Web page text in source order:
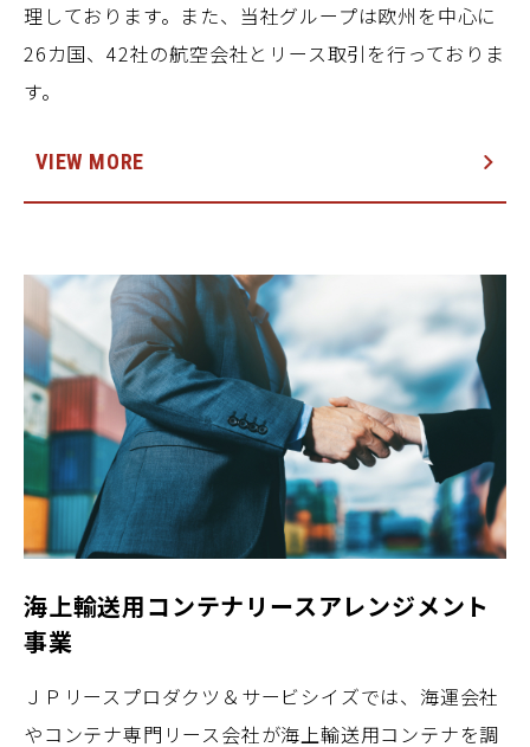
理しております。また、当社グループは欧州を中心に
26カ国、42社の航空会社とリース取引を行っておりま
す。
VIEW MORE
海上輸送用コンテナリースアレンジメント
事業
ＪＰリースプロダクツ＆サービシイズでは、海運会社
やコンテナ専門リース会社が海上輸送用コンテナを調